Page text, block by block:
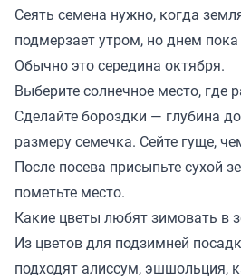
Сеять семена нужно, когда
подмерзает утром, но днем
Обычно это середина октября.
Выберите солнечное место, где
Сделайте бороздки — глубина
размеру семечка. Сейте гуще,
После посева присыпьте сухой
пометьте место.
Какие цветы любят зимовать в
Из цветов для подзимней
подходят алиссум, эшшольция,